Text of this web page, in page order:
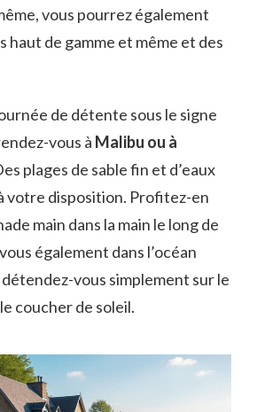
vous pourrez également
haut de gamme et même et des
de détente sous le signe
vous à Malibu ou à
plages de sable fin et d’eaux
votre disposition. Profitez-en
main dans la main le long de
également dans l’océan
vous simplement sur le
coucher de soleil.